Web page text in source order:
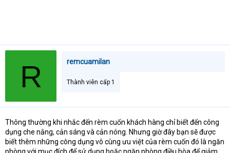
R remcuamilan
Thành viên cấp 1
Thông thường khi nhắc đến rèm cuốn khách hàng chỉ biết đến công
dụng che nắng, cản sáng và cản nóng. Nhưng giờ đây bạn sẽ được
biết thêm những công dụng vô cùng ưu việt của rèm cuốn đó là ngăn